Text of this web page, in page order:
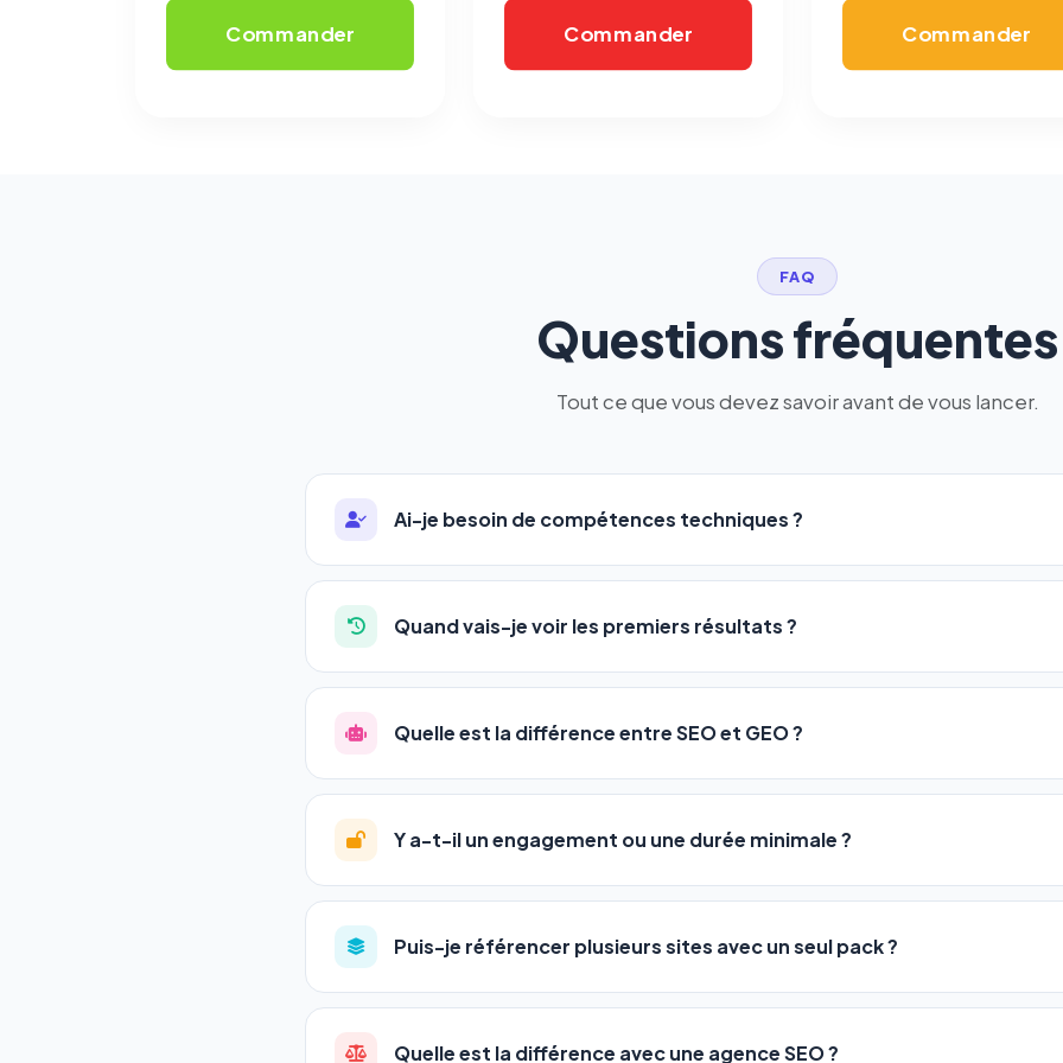
Commander Commander Commander
FAQ
Questions fréquentes
Tout ce que vous devez savoir avant de vous lancer.
Ai-je besoin de compétences techniques ?
Absolument pas. Notre logiciel a été conçu pour être accessible àtous les profils:
auto-entrepreneurs, PME ou agences. Pas de code, pas de configuration complexe —
l'adresse de votre site, décrivez votre activité, et le logiciel gère tout en automatique
Quand vais-je voir les premiers résultats ?
La plupart de nos utilisateurs observent une amélioration de leur positionnement en4
progression
votre tableau de bord.
Quelle est la différence entre SEO et GEO ?
LeSEO(Search Engine Optimization) vous positionne sur les moteurs classiques :
GEO(Generative Engine Optimization) va plus loin : il fait en sorte que les IA
Gemini et Perplexity
vous citent comme référence dans leurs réponses. Notre
deux simultanément et automatiquement.
Y a-t-il un engagement ou une durée minimale ?
Aucun engagement.Tous nos packs sont résiliables à tout moment, directement
en un clic, ou en nous contactant par téléphone (09 73 89 23 94) ou via le support en
pas de frais cachés. Votre liberté est totale.
Puis-je référencer plusieurs sites avec un seul pack ?
Oui ! Chaque pack couvre un nombre de sites différent :
Quelle est la différence avec une agence SEO ?